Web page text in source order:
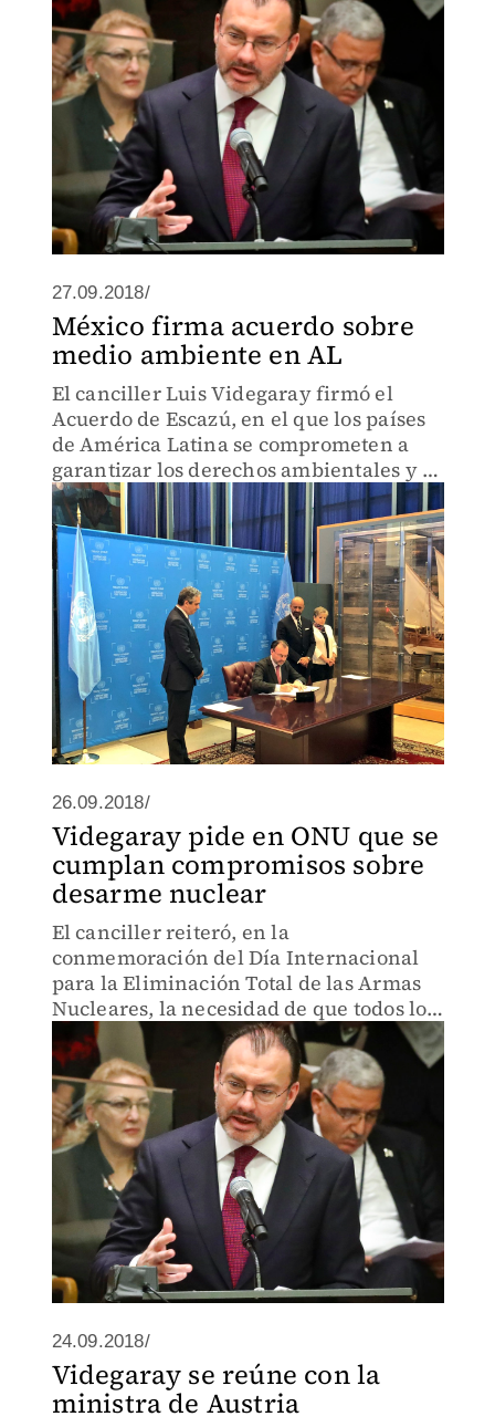
27.09.2018/
México firma acuerdo sobre
medio ambiente en AL
El canciller Luis Videgaray firmó el
Acuerdo de Escazú, en el que los países
de América Latina se comprometen a
garantizar los derechos ambientales y el
acceso a la justicia.
26.09.2018/
Videgaray pide en ONU que se
cumplan compromisos sobre
desarme nuclear
El canciller reiteró, en la
conmemoración del Día Internacional
para la Eliminación Total de las Armas
Nucleares, la necesidad de que todos los
Estados cumplan con sus compromisos y
obligaciones en materia de desarme
nuclear.
24.09.2018/
Videgaray se reúne con la
ministra de Austria